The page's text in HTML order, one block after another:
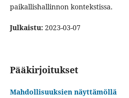
paikallishallinnon kontekstissa.
Julkaistu: 2023-03-07
Pääkirjoitukset
Mahdollisuuksien näyttämöllä